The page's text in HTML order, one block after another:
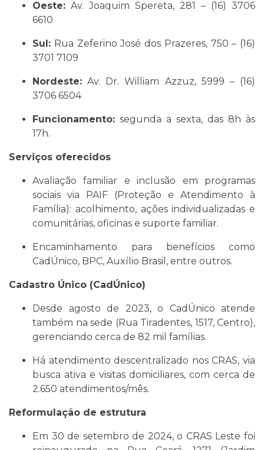
Oeste: Av. Joaquim Spereta, 281 – (16) 3706
6610
Sul: Rua Zeferino José dos Prazeres, 750 – (16)
3701 7109
Nordeste: Av. Dr. William Azzuz, 5999 – (16)
3706 6504
Funcionamento: segunda a sexta, das 8h às
17h.
Serviços oferecidos
Avaliação familiar e inclusão em programas
sociais via PAIF (Proteção e Atendimento à
Família): acolhimento, ações individualizadas e
comunitárias, oficinas e suporte familiar.
Encaminhamento para benefícios como
CadÚnico, BPC, Auxílio Brasil, entre outros.
Cadastro Único (CadÚnico)
Desde agosto de 2023, o CadÚnico atende
também na sede (Rua Tiradentes, 1517, Centro),
gerenciando cerca de 82 mil famílias.
Há atendimento descentralizado nos CRAS, via
busca ativa e visitas domiciliares, com cerca de
2.650 atendimentos/mês.
Reformulação de estrutura
Em 30 de setembro de 2024, o CRAS Leste foi